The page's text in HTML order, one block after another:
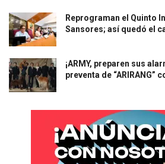
Reprograman el Quinto
Sansores; así quedó el
¡ARMY, preparen sus
preventa de “ARIRANG”